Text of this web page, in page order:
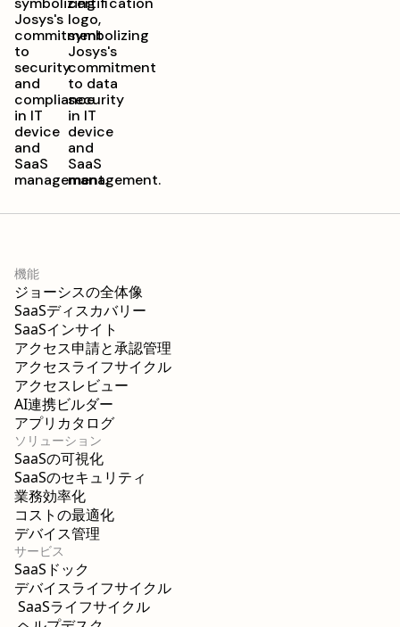
機能
ジョーシスの全体像
SaaSディスカバリー
SaaSインサイト
アクセス申請と承認管理
アクセスライフサイクル
アクセスレビュー
AI連携ビルダー
アプリカタログ
ソリューション
SaaSの可視化
SaaSのセキュリティ
業務効率化
コストの最適化
デバイス管理
サービス
SaaSドック
デバイスライフサイクル
SaaSライフサイクル